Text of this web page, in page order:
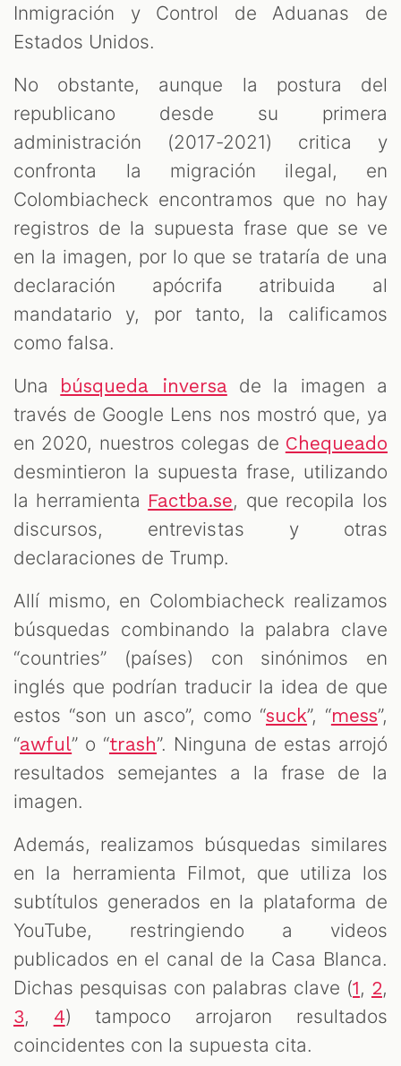
Inmigración y Control de Aduanas de
Estados Unidos.
No obstante, aunque la postura del
republicano desde su primera
administración (2017-2021) critica y
confronta la migración ilegal, en
Colombiacheck encontramos que no hay
registros de la supuesta frase que se ve
en la imagen, por lo que se trataría de una
declaración apócrifa atribuida al
mandatario y, por tanto, la calificamos
como falsa.
Una
búsqueda inversade la imagen a
través de Google Lens nos mostró que, ya
en 2020, nuestros colegas de Chequeado
desmintieron la supuesta frase, utilizando
la herramienta Factba.se, que recopila los
discursos, entrevistas y otras
declaraciones de Trump.
Allí mismo, en Colombiacheck realizamos
búsquedas combinando la palabra clave
“countries” (países) con sinónimos en
inglés que podrían traducir la idea de que
estos “son un asco”, como “suck”, “mess”,
“awful” o “trash”. Ninguna de estas arrojó
resultados semejantes a la frase de la
imagen.
Además, realizamos búsquedas similares
en la herramienta Filmot, que utiliza los
subtítulos generados en la plataforma de
YouTube, restringiendo a videos
publicados en el canal de la Casa Blanca.
Dichas pesquisas con palabras clave (1, 2,
3, 4) tampoco arrojaron resultados
coincidentes con la supuesta cita.